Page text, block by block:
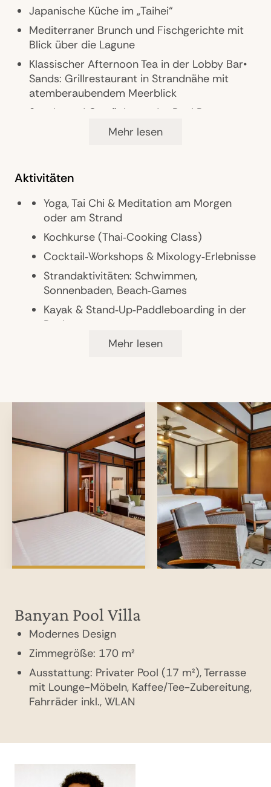
Restaurants: 5
Bars: 3
Parkmöglichkeiten: Kostenlose Parkplätze am
Hotel
Zimmer: 220
Landeskategorie: 5 Sterne
Japanische Küche im „Taihei“
Mediterraner Brunch und Fischgerichte mit
Blick über die Lagune
Klassischer Afternoon Tea in der Lobby Bar•
Sands: Grillrestaurant in Strandnähe mit
atemberaubendem Meerblick
Snacks und Getränke an der Pool Bar
Stimmungsvolles Banyan Tree Spa
Meditationskurse
Yoga, Tai-Chi, Aerobic, Thai-Boxen,
Wassergymnastik
3 Tennisplätze, Fahrradverleih
18-Loch-Golfplatz in der Nähe
Mehr lesen
Aktivitäten
Yoga, Tai Chi & Meditation am Morgen
oder am Strand
Kochkurse (Thai‑Cooking Class)
Cocktail‑Workshops & Mixology‑Erlebnisse
Strandaktivitäten: Schwimmen,
Sonnenbaden, Beach‑Games
Kayak & Stand‑Up‑Paddleboarding in der
Bucht
Bootsausflüge & Sunset‑Cruise entlang
umliegender Natur
Fahrrad‑Touren entlang der Küste & Dörfer
Tee‑Zeremonien & lokale Essens‑Tastings
Private Dinner‑Erlebnisse am Strand oder
in Gärten
Kunst‑ & Kultur‑Workshops innerhalb des
Resorts
Kinder‑Programme & Aktivitäten (Spiele,
Live‑Musik & Abend‑Events
Mehr lesen
Banyan Pool Villa
Modernes Design
Zimmegröße: 170 m²
Ausstattung: Privater Pool (17 m²), Terrasse
mit Lounge-Möbeln, Kaffee/Tee-Zubereitung,
Fahrräder inkl., WLAN
Signature Pool Villa
Modernes Design
Zimmegröße: 270 m²
Ausstattung: Privater Pool (32 m²), Terrasse
mit Lounge-Möbeln, Kaffee/Tee-Zubereitung,
Fahrräder inkl., WLAN, Garten, Separater